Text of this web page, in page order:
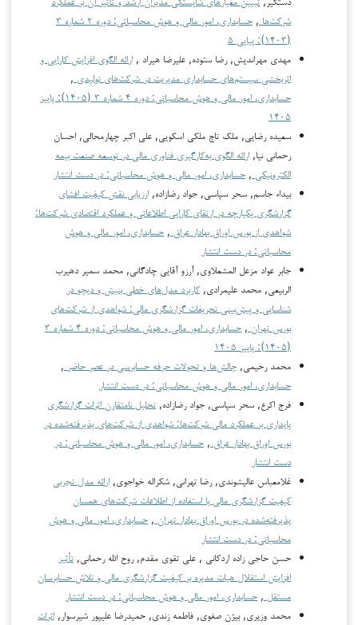
شرکت‌ها ,
حسابداری، امور مالی و هوش محاسباتی: دوره ۲ شماره ۳
(۱۴۰۳): پیاپی ۵
مهدي مهراندیش, رضا ستوده, علیرضا هیراد , ارائه الگوی افزایش کارایی و
اثربخشی سیستم‌های حسابداری مدیریت در شرکت‌های تولیدی ,
حسابداری، امور مالی و هوش محاسباتی: دوره ۴ شماره ۳ (۱۴۰۵): پاییز
۱۴۰۵
سعیده رضایی, ملک تاج ملکی اسکویی, علی اکبر چهارمحالی, احسان
رحمانی نیا, ارائه الگوی به‌کارگیری فناوری مالی در توسعه صنعت بیمه
الکترونیکی , حسابداری، امور مالی و هوش محاسباتی: در دست انتشار
بیداء جاسم, سحر سپاسی, جواد رضازاده, ارزیابی نقش کیفیت افشای
گزارشگری یکپارچه در ارتقای کارایی اطلاعاتی و عملکرد اقتصادی شرکت‌ها:
شواهدی از بورس اوراق بهادار عراق , حسابداری، امور مالی و هوش
محاسباتی: در دست انتشار
جابر عواد مزعل المشعلاوی, آرزو آقایی چادگانی, محمد سمير دهيرب
الربيعي, محمد علیمرادی,کاربرد مدل‌های خطی بنیش و دیچو در
شناسایی و پیش‌بینی تحریفات گزارشگری مالی: شواهدی از شرکت‌های
بورس تهران ,
حسابداری، امور مالی و هوش محاسباتی: دوره ۴ شماره ۳
(۱۴۰۵): پاییز ۱۴۰۵
محمد رحیمی, چالش‌ها و تحولات حرفه حسابرسی در عصر حاضر ,
حسابداری، امور مالی و هوش محاسباتی: در دست انتشار
فرج اکرع, سحر سپاسی, جواد رضازاده, تحلیل نامتقارن اثرات گزارشگری
پایداری بر عملکرد مالی شرکت‌ها: شواهدی از شرکت‌های پذیرفته‌شده در
بورس اوراق بهادار عراق , حسابداری، امور مالی و هوش محاسباتی: در
دست انتشار
غلامعباس عالیشوندی, رضا تهرانی, شکراله خواجوی, ارائه مدل تجربی
کیفیت گزارشگری مالی با استفاده از اطلاعات شرکت‌های همسان
پذیرفته‌شده در بورس اوراق بهادار تهران , حسابداری، امور مالی و هوش
محاسباتی: در دست انتشار
حسن حاجی زاده اردکانی , علی تقوی مقدم, روح الله رحمانی, تأثیر
افزایش استقلال هیات مدیره بر کیفیت گزارشگری مالی و تلاش حسابرسان
مستقل , حسابداری، امور مالی و هوش محاسباتی: در دست انتشار
محمد وزیری, بیژن صفوی, فاطمه زندی, حمیدرضا علیپور شیرسوار, اثرات